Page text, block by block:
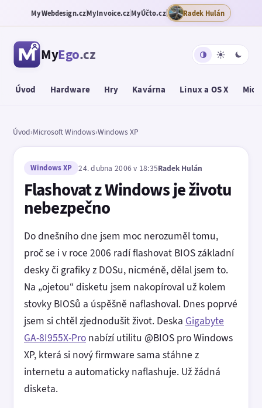
MyWebdesign.czMyInvoice.czMyÚčto.cz Radek Hulán
MyEgo.cz
Úvod Hardware Hry Kavárna Linux a OS X
Úvod›Microsoft Windows›Windows XP
Windows XP 24. dubna 2006 v 18:35Radek Hulán
Flashovat z Windows je životu
nebezpečno
Do dnešního dne jsem moc nerozuměl tomu,
proč se i v roce 2006 radí flashovat BIOS základní
desky či grafiky z DOSu, nicméně, dělal jsem to.
Na „ojetou“ disketu jsem nakopíroval už kolem
stovky BIOSů a úspěšně naflashoval. Dnes poprvé
jsem si chtěl zjednodušit život. Deska Gigabyte
GA-8I955X-Pro nabízí utilitu @BIOS pro Windows
XP, která si nový firmware sama stáhne z
internetu a automaticky naflashuje. Už žádná
disketa.